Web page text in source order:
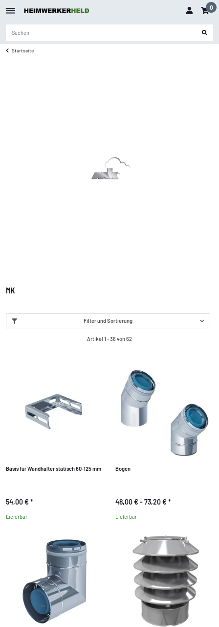
0
Startseite
MK
Filter und Sortierung
Artikel 1 - 36 von 62
Basis für Wandhalter statisch 60-125 mm
54,00 € *
Lieferbar
Bogen
48,00 € -73,20 € *
Lieferbar